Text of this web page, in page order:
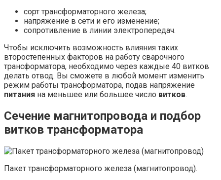
сорт трансформаторного железа;
напряжение в сети и его изменение;
сопротивление в линии электропередач.
Чтобы исключить возможность влияния таких
второстепенных факторов на работу сварочного
трансформатора, необходимо через каждые 40 витков
делать отвод. Вы сможете в любой момент изменить
режим работы трансформатора, подав напряжение
питания на меньшее или большее число витков.
Сечение магнитопровода и подбор
витков трансформатора
Пакет трансформаторного железа (магнитопровод).